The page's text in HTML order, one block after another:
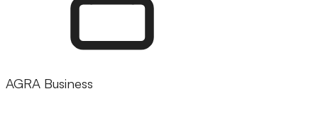
AGRA Business